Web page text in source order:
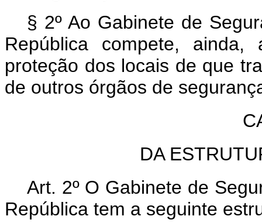
§ 2º Ao Gabinete de
República compete,
proteção dos locais de que
de outros órgãos de
DA
Art. 2º O Gabinete de
República tem a seguinte